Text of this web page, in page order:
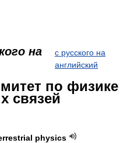
на
с русского на
английский
по физике
связей
physics